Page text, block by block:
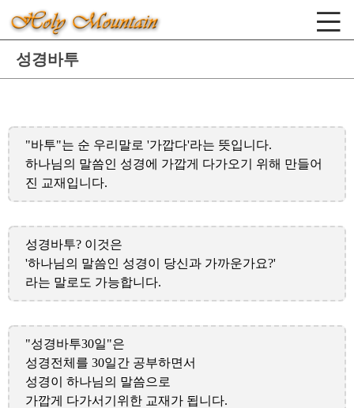
성경바투
"바투"는 순 우리말로 '가깝다'라는 뜻입니다.
하나님의 말씀인 성경에 가깝게 다가오기 위해 만들어
진 교재입니다.
성경바투? 이것은
'하나님의 말씀인 성경이 당신과 가까운가요?'
라는 말로도 가능합니다.
"성경바투30일"은
성경전체를 30일간 공부하면서
성경이 하나님의 말씀으로
가깝게 다가서기위한 교재가 됩니다.